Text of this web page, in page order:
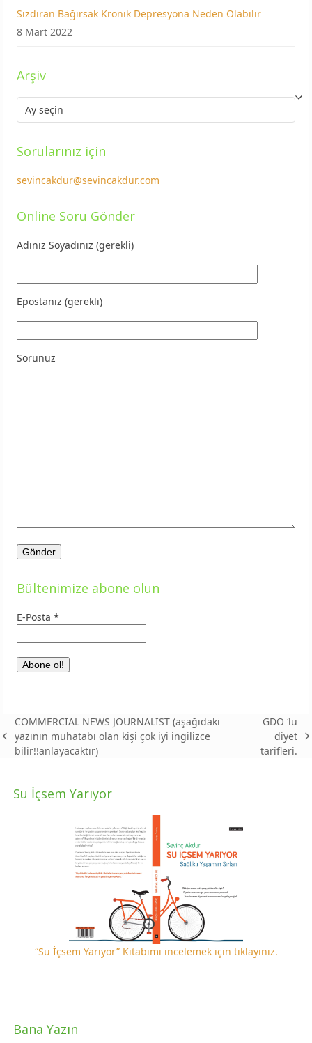
Sızdıran Bağırsak Kronik Depresyona Neden Olabilir
8 Mart 2022
Arşiv
Sorularınız için
sevincakdur@sevincakdur.com
Online Soru Gönder
Adınız Soyadınız (gerekli)
Epostanız (gerekli)
Sorunuz
Bültenimize abone olun
E-Posta*
previous
post:
COMMERCIAL NEWS JOURNALIST (aşağıdaki
yazının muhatabı olan kişi çok iyi ingilizce
bilir!!anlayacaktır)
next
post:
GDO ‘lu
diyet
tarifleri.
Su İçsem Yarıyor
“Su İçsem Yarıyor” Kitabımı incelemek için tıklayınız.
Bana Yazın